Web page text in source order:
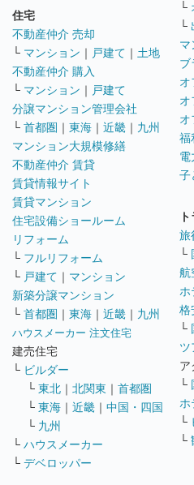
住宅
不動産仲介 売却
└ マンション ｜ 戸建て ｜ 土地
不動産仲介 購入
└ マンション ｜ 戸建て
分譲マンション管理会社
└ 首都圏 ｜ 東海 ｜ 近畿 ｜ 九州
マンション大規模修繕
不動産仲介 賃貸
賃貸情報サイト
賃貸マンション
住宅設備ショールーム
リフォーム
└ フルリフォーム
└ 戸建て ｜ マンション
新築分譲マンション
└ 首都圏 ｜ 東海 ｜ 近畿 ｜ 九州
ハウスメーカー 注文住宅
建売住宅
└ ビルダー
└ 東北 ｜ 北関東 ｜ 首都圏
└ 東海 ｜ 近畿 ｜ 中国・四国
└ 九州
└ ハウスメーカー
└ デベロッパー
└
└
マ
ブ
オ
オ
オ
福
電
子
旅
└
航
ホ
格
└
ツ
ア
└
ホ
└
└